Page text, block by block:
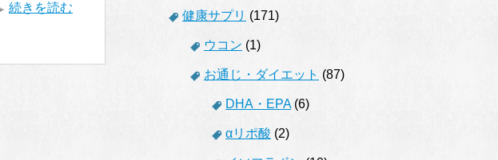
続きを読む
健康サプリ (171)
ウコン (1)
お通じ・ダイエット (87)
DHA・EPA(6)
αリポ酸 (2)